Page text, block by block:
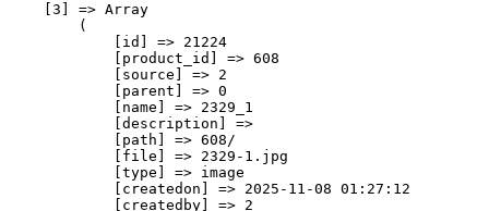
    [3] => Array
        (
            [id] => 21224
            [product_id] => 608
            [source] => 2
            [parent] => 0
            [name] => 2329_1
            [description] =>
            [path] => 608/
            [file] => 2329-1.jpg
            [type] => image
            [createdon] => 2025-11-08 01:27:12
            [createdby] => 2